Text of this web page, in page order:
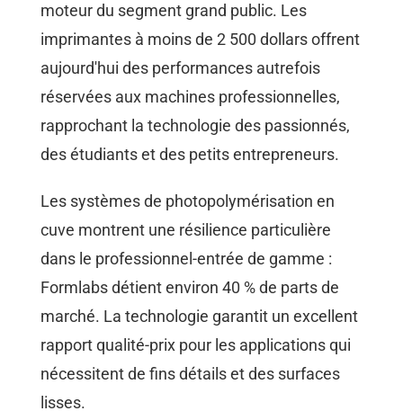
moteur du segment grand public. Les
imprimantes à moins de 2 500 dollars offrent
aujourd'hui des performances autrefois
réservées aux machines professionnelles,
rapprochant la technologie des passionnés,
des étudiants et des petits entrepreneurs.
Les systèmes de photopolymérisation en
cuve montrent une résilience particulière
dans le professionnel-entrée de gamme :
Formlabs détient environ 40 % de parts de
marché. La technologie garantit un excellent
rapport qualité-prix pour les applications qui
nécessitent de fins détails et des surfaces
lisses.